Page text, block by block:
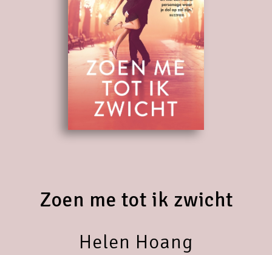
Zoen me tot ik zwicht
Helen Hoang